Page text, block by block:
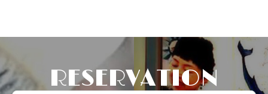
RESERVATION